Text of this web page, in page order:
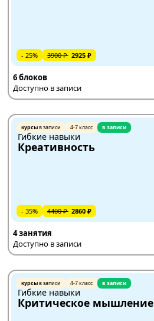
- 25% 3900 ₽ 2925 ₽
6 блоков
Доступно в записи
курсыв записи 4-7 класс в записи
Гибкие навыки
Креативность
- 35% 4400 ₽ 2860 ₽
4 занятия
Доступно в записи
курсыв записи 4-7 класс в записи
Гибкие навыки
Критическое мышление